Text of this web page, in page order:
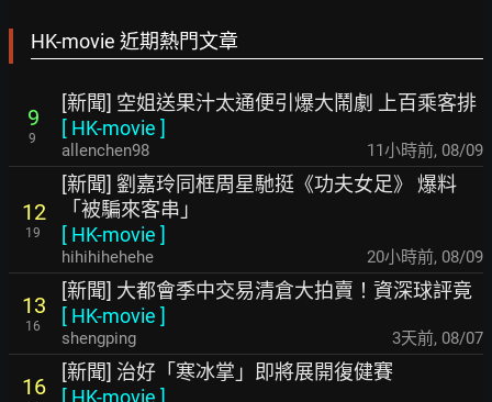
HK-movie 近期熱門文章
9
9
[新聞] 空姐送果汁太通便引爆大鬧劇 上百乘客排
[ HK-movie ]
allenchen98 11小時前, 08/09
12
19
[新聞] 劉嘉玲同框周星馳挺《功夫女足》 爆料
「被騙來客串」
[ HK-movie ]
hihihihehehe 20小時前, 08/09
13
16
[新聞] 大都會季中交易清倉大拍賣！資深球評竟
[ HK-movie ]
shengping 3天前, 08/07
16
[新聞] 治好「寒冰掌」即將展開復健賽
[ HK-movie ]